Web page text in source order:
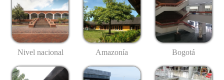
Nivel nacional Amazonía Bogotá